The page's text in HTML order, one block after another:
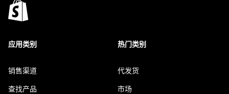
应用类别
销售渠道
查找产品
热门类别
代发货
市场